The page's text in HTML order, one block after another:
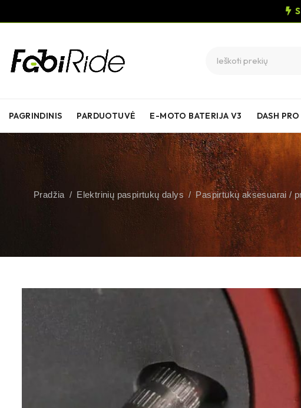
PAGRINDINIS PARDUOTUVĖ E-MOTO BATERIJA V3 DASH PRO
Pradžia / Elektrinių paspirtukų dalys / Paspirtukų aksesuarai /